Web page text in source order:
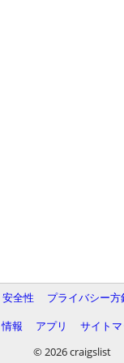
安全性 プライバシー方
情報
アプリ
サイト
© 2026 craigslist